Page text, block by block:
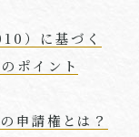
）に基づく
ポイント
申請権とは？